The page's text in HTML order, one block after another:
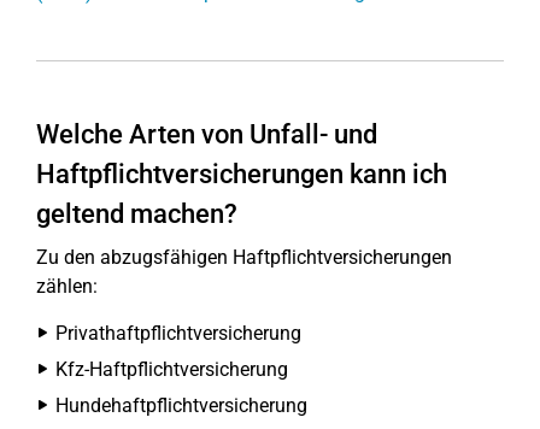
Welche Arten von Unfall- und
Haftpflichtversicherungen kann ich
geltend machen?
Zu den abzugsfähigen Haftpflichtversicherungen
zählen:
Privathaftpflichtversicherung
Kfz-Haftpflichtversicherung
Hundehaftpflichtversicherung